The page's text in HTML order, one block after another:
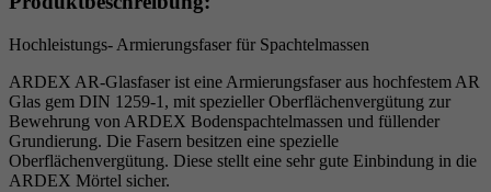
Hochleistungs- Armierungsfaser für Spachtelmassen
ARDEX AR-Glasfaser ist eine Armierungsfaser aus hochfestem AR
Glas gem DIN 1259-1, mit spezieller Oberflächenvergütung zur
Bewehrung von ARDEX Bodenspachtelmassen und füllender
Grundierung. Die Fasern besitzen eine spezielle
Oberflächenvergütung. Diese stellt eine sehr gute Einbindung in die
ARDEX Mörtel sicher.
Laufzeit 6 Monate
Zweck
(_GRECAPTCHA), wenn es zum Zweck der
Risikoanalyse ausgeführt wird.